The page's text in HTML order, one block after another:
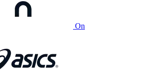
On